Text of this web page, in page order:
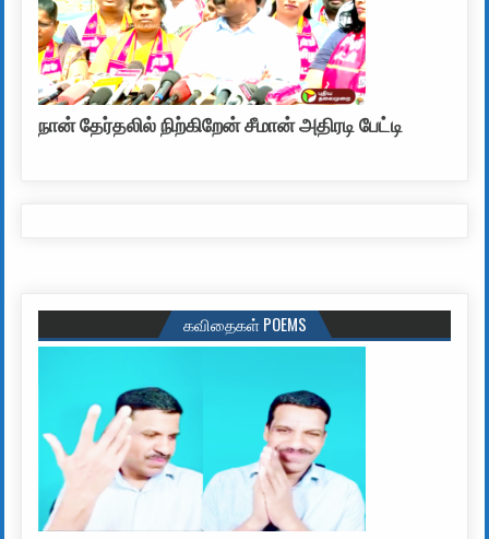
நான் தேர்தலில் நிற்கிறேன் சீமான் அதிரடி பேட்டி
கவிதைகள் POEMS